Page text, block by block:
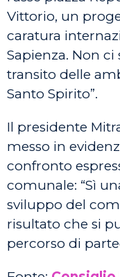
Vittorio, un
caratura
Sapienza. Non
transito delle
Santo Spirito”.
Il presidente
messo in
confronto
comunale: “Sì
sviluppo del
risultato che si
percorso di